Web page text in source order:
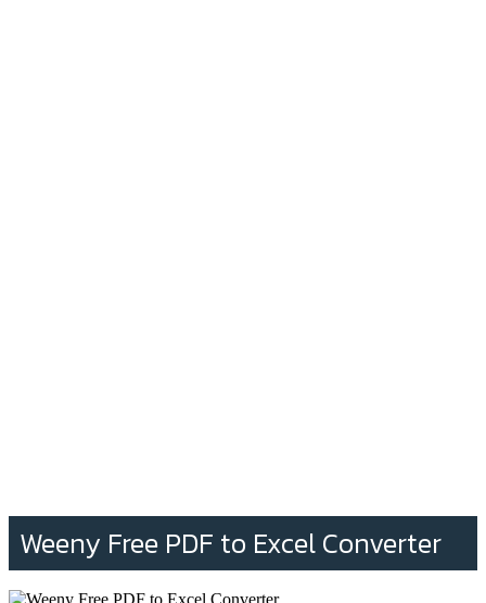
Weeny Free PDF to Excel Converter